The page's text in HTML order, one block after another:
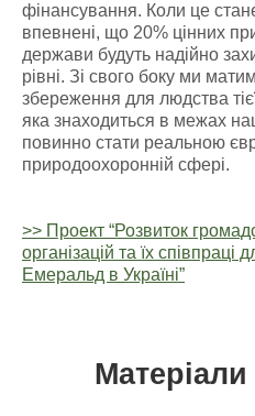
фінансування. Коли це
впевнені, що 20% цінних
держави будуть надійно
рівні. Зі свого боку ми
збереження для людства
яка знаходиться в межах
повинно стати реальною
природоохоронній сфері.
>> Проект “Розвиток
організацій та їх
Емеральд в Україні”